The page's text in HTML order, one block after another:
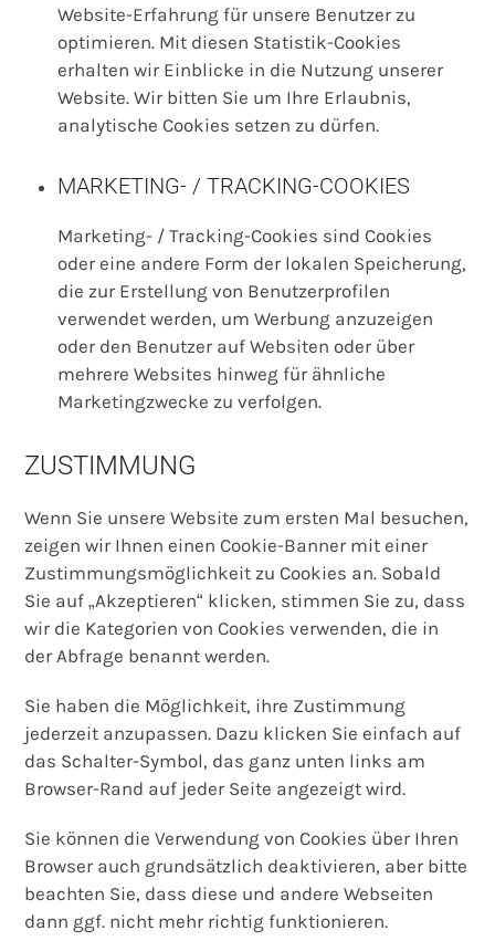
Website-Erfahrung für unsere Benutzer zu
optimieren. Mit diesen Statistik-Cookies
erhalten wir Einblicke in die Nutzung unserer
Website. Wir bitten Sie um Ihre Erlaubnis,
analytische Cookies setzen zu dürfen.
MARKETING- / TRACKING-COOKIES
Marketing- / Tracking-Cookies sind Cookies
oder eine andere Form der lokalen Speicherung,
die zur Erstellung von Benutzerprofilen
verwendet werden, um Werbung anzuzeigen
oder den Benutzer auf Websiten oder über
mehrere Websites hinweg für ähnliche
Marketingzwecke zu verfolgen.
ZUSTIMMUNG
Wenn Sie unsere Website zum ersten Mal besuchen,
zeigen wir Ihnen einen Cookie-Banner mit einer
Zustimmungsmöglichkeit zu Cookies an. Sobald
Sie auf „Akzeptieren“ klicken, stimmen Sie zu, dass
wir die Kategorien von Cookies verwenden, die in
der Abfrage benannt werden.
Sie haben die Möglichkeit, ihre Zustimmung
jederzeit anzupassen. Dazu klicken Sie einfach auf
das Schalter-Symbol, das ganz unten links am
Browser-Rand auf jeder Seite angezeigt wird.
Sie können die Verwendung von Cookies über Ihren
Browser auch grundsätzlich deaktivieren, aber bitte
beachten Sie, dass diese und andere Webseiten
dann ggf. nicht mehr richtig funktionieren.